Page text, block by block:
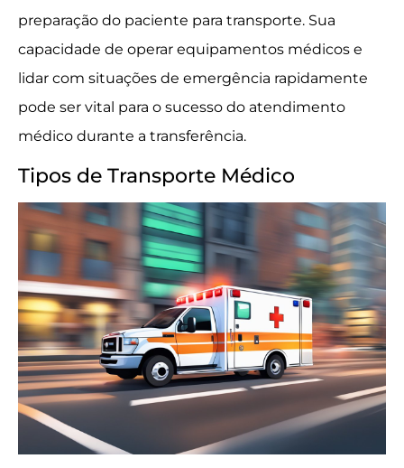
preparação do paciente para transporte. Sua
capacidade de operar equipamentos médicos e
lidar com situações de emergência rapidamente
pode ser vital para o sucesso do atendimento
médico durante a transferência.
Tipos de Transporte Médico